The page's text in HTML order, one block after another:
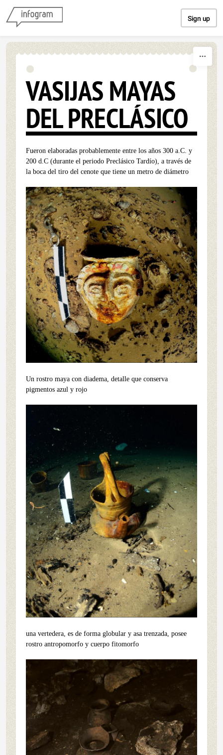
Sign up
VASIJAS MAYAS
DEL PRECLÁSICO
Fueron elaboradas probablemente entre los años 300 a.C. y
200 d.C (durante el periodo Preclásico Tardío), a través de
la boca del tiro del cenote que tiene un metro de diámetro
Un rostro maya con diadema, detalle que conserva
pigmentos azul y rojo
una vertedera, es de forma globular y asa trenzada, posee
rostro antropomorfo y cuerpo fitomorfo